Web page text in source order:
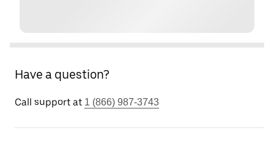
Have a question?
Call support at 1 (866) 987-3743